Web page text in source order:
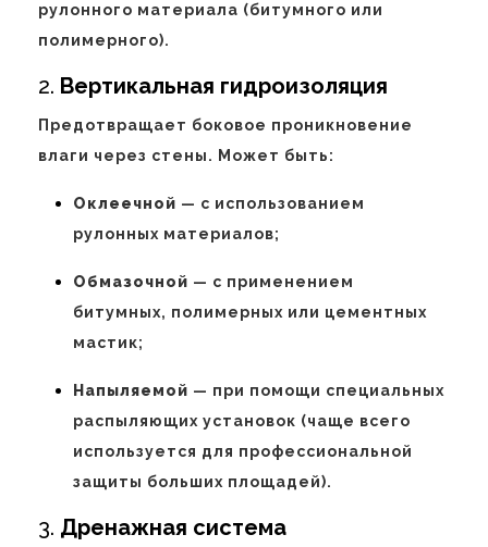
рулонного материала (битумного или
полимерного).
2. Вертикальная гидроизоляция
Предотвращает боковое проникновение
влаги через стены. Может быть:
Оклеечной — с использованием
рулонных материалов;
Обмазочной — с применением
битумных, полимерных или цементных
мастик;
Напыляемой — при помощи специальных
распыляющих установок (чаще всего
используется для профессиональной
защиты больших площадей).
3. Дренажная система